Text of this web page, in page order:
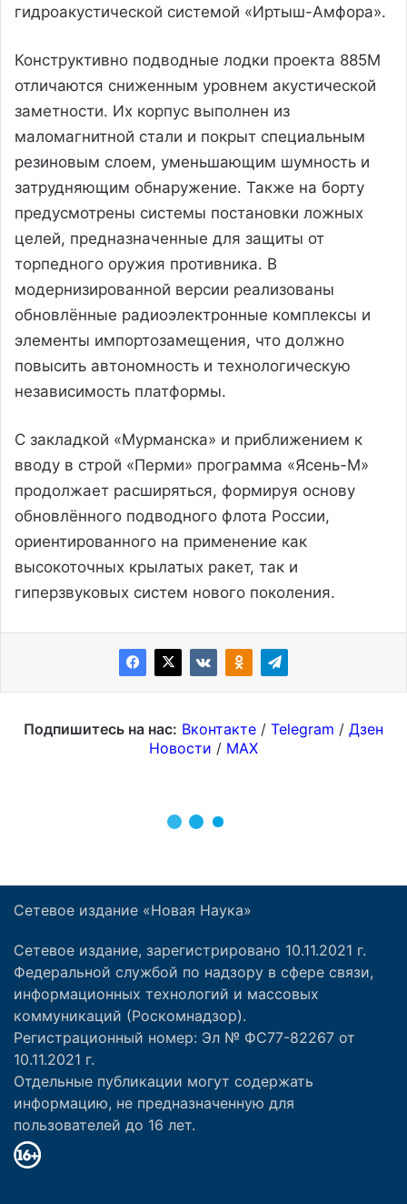
Сетевое издание «Новая Наука»
Сетевое издание, зарегистрировано 10.11.2021 г.
Федеральной службой по надзору в сфере связи,
информационных технологий и массовых
коммуникаций (Роскомнадзор).
Регистрационный номер: Эл № ФС77-82267 от
10.11.2021 г.
Отдельные публикации могут содержать
информацию, не предназначенную для
пользователей до 16 лет.